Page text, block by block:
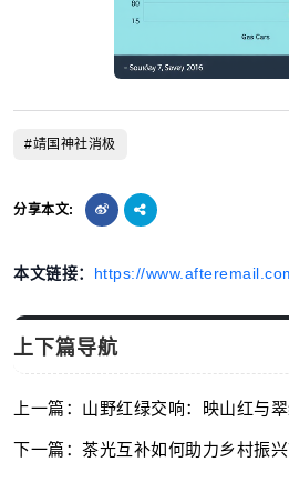
#靖国神社消极
分享本文:
本文链接： https://
上下篇导航
上一篇：山野红绿交响：映山红与
下一篇：茶光互补如何助力乡村振兴